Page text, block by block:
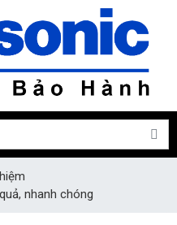
nhanh chóng